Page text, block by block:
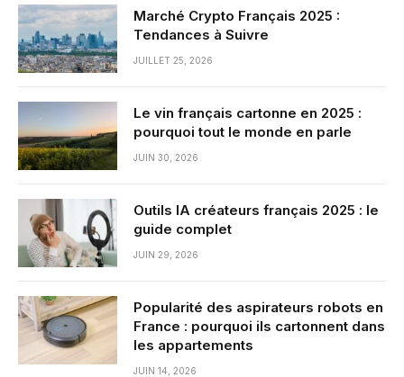
Marché Crypto Français 2025 :
Tendances à Suivre
JUILLET 25, 2026
Le vin français cartonne en 2025 :
pourquoi tout le monde en parle
JUIN 30, 2026
Outils IA créateurs français 2025 : le
guide complet
JUIN 29, 2026
Popularité des aspirateurs robots en
France : pourquoi ils cartonnent dans
les appartements
JUIN 14, 2026